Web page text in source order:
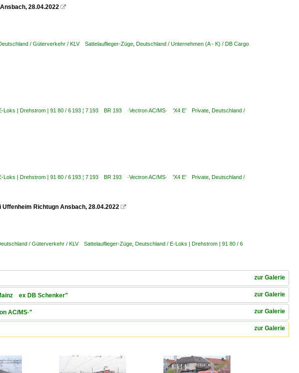
28.04.2022 
/ Güterverkehr / KLV Sattelauflieger-Züge Deutschland / Unternehmen (A - K) / DB Cargo
Loks | Drehstrom | 91 80 / 6 193 ¦ 7 193 BR 193 ·Vectron AC/MS· 'X4 E' Private Deutschland /
Loks | Drehstrom | 91 80 / 6 193 ¦ 7 193 BR 193 ·Vectron AC/MS· 'X4 E' Private Deutschland /
Richtugn Ansbach, 28.04.2022 
/ Güterverkehr / KLV Sattelauflieger-Züge Deutschland / E-Loks | Drehstrom | 91 80 / 6
zur Galerie
zur Galerie
ex DB Schenker"
zur Galerie
AC/MS·"
zur Galerie